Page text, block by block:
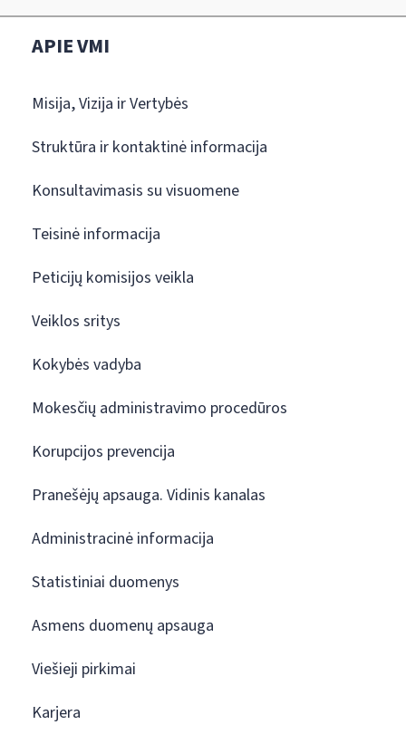
APIE VMI
Misija, Vizija ir Vertybės
Struktūra ir kontaktinė informacija
Konsultavimasis su visuomene
Teisinė informacija
Peticijų komisijos veikla
Veiklos sritys
Kokybės vadyba
Mokesčių administravimo procedūros
Korupcijos prevencija
Pranešėjų apsauga. Vidinis kanalas
Administracinė informacija
Statistiniai duomenys
Asmens duomenų apsauga
Viešieji pirkimai
Karjera